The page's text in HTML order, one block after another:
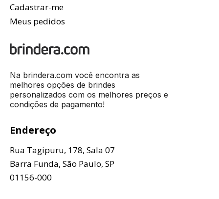
Cadastrar-me
Meus pedidos
Na brindera.com você encontra as
melhores opções de brindes
personalizados com os melhores preços e
condições de pagamento!
Endereço
Rua Tagipuru, 178, Sala 07
Barra Funda, São Paulo, SP
01156-000